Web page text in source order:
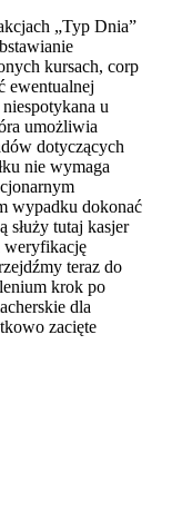
„Typ Dnia”
kursach, corp
ewentualnej
u
umożliwia
dotyczących
nie wymaga
wypadku dokonać
służy tutaj kasjer
weryfikację
teraz do
krok po
dla
zacięte